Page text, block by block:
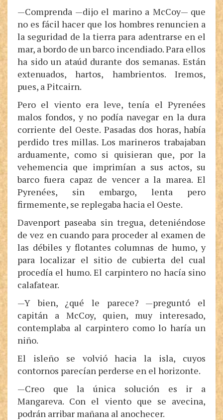
—Comprenda —dijo el marino a McCoy— que
no es fácil hacer que los hombres renuncien a
la seguridad de la tierra para adentrarse en el
mar, a bordo de un barco incendiado. Para ellos
ha sido un ataúd durante dos semanas. Están
extenuados, hartos, hambrientos. Iremos,
pues, a Pitcairn.
Pero el viento era leve, tenía el Pyrenées
malos fondos, y no podía navegar en la dura
corriente del Oeste. Pasadas dos horas, había
perdido tres millas. Los marineros trabajaban
arduamente, como si quisieran que, por la
vehemencia que imprimían a sus actos, su
barco fuera capaz de vencer a la marea. El
Pyrenées, sin embargo, lenta pero
firmemente, se replegaba hacia el Oeste.
Davenport paseaba sin tregua, deteniéndose
de vez en cuando para proceder al examen de
las débiles y flotantes columnas de humo, y
para localizar el sitio de cubierta del cual
procedía el humo. El carpintero no hacía sino
calafatear.
—Y bien, ¿qué le parece? —preguntó el
capitán a McCoy, quien, muy interesado,
contemplaba al carpintero como lo haría un
niño.
El isleño se volvió hacia la isla, cuyos
contornos parecían perderse en el horizonte.
—Creo que la única solución es ir a
Mangareva. Con el viento que se avecina,
podrán arribar mañana al anochecer.